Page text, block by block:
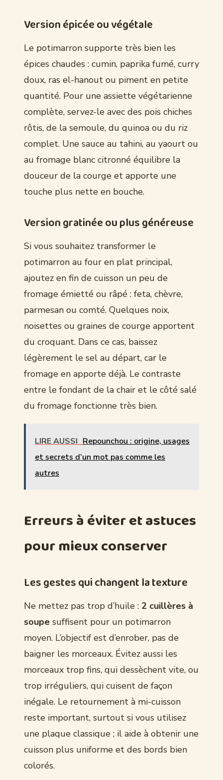
Version épicée ou végétale
Le potimarron supporte très bien les
épices chaudes : cumin, paprika fumé, curry
doux, ras el-hanout ou piment en petite
quantité. Pour une assiette végétarienne
complète, servez-le avec des pois chiches
rôtis, de la semoule, du quinoa ou du riz
complet. Une sauce au tahini, au yaourt ou
au fromage blanc citronné équilibre la
douceur de la courge et apporte une
touche plus nette en bouche.
Version gratinée ou plus généreuse
Si vous souhaitez transformer le
potimarron au four en plat principal,
ajoutez en fin de cuisson un peu de
fromage émietté ou râpé : feta, chèvre,
parmesan ou comté. Quelques noix,
noisettes ou graines de courge apportent
du croquant. Dans ce cas, baissez
légèrement le sel au départ, car le
fromage en apporte déjà. Le contraste
entre le fondant de la chair et le côté salé
du fromage fonctionne très bien.
LIRE AUSSI Repounchou : origine, usages
et secrets d’un mot pas comme les
autres
Erreurs à éviter et astuces
pour mieux conserver
Les gestes qui changent la texture
Ne mettez pas trop d’huile : 2 cuillères à
soupe suffisent pour un potimarron
moyen. L’objectif est d’enrober, pas de
baigner les morceaux. Évitez aussi les
morceaux trop fins, qui dessèchent vite, ou
trop irréguliers, qui cuisent de façon
inégale. Le retournement à mi-cuisson
reste important, surtout si vous utilisez
une plaque classique ; il aide à obtenir une
cuisson plus uniforme et des bords bien
colorés.